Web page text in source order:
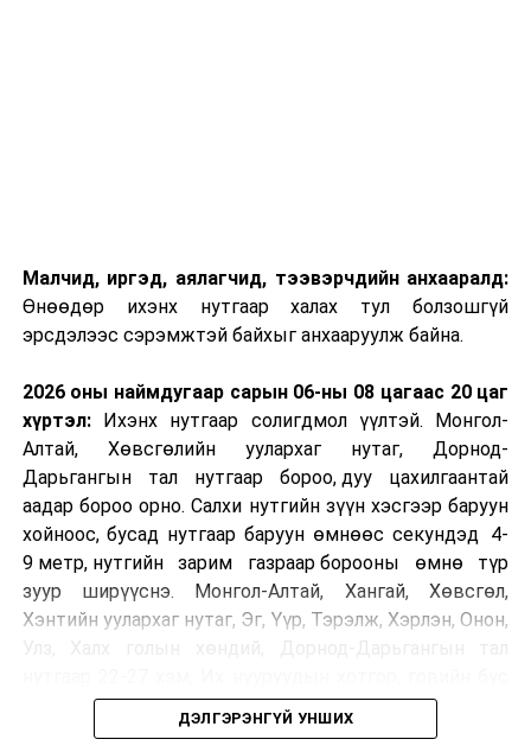
Малчид, иргэд, аялагчид, тээвэрчдийн анхааралд:
Өнөөдөр ихэнх нутгаар халах тул болзошгүй
эрсдэлээс сэрэмжтэй байхыг анхааруулж байна.
2026 оны наймдугаар сарын 06-ны 08 цагаас 20 цаг
хүртэл:Ихэнх нутгаар солигдмол үүлтэй. Монгол-
Алтай, Хөвсгөлийн уулархаг нутаг, Дорнод-
Дарьгангын тал нутгаар бороо, дуу цахилгаантай
аадар бороо орно. Салхи нутгийн зүүн хэсгээр баруун
хойноос, бусад нутгаар баруун өмнөөс секундэд 4-
9 метр, нутгийн зарим газраар борооны өмнө түр
зуур ширүүснэ. Монгол-Алтай, Хангай, Хөвсгөл,
Хэнтийн уулархаг нутаг, Эг, Үүр, Тэрэлж, Хэрлэн, Онон,
нутгийн өмнөд хэсгээр 34-39 хэм, бусад нутгаар 27-
32 хэм дулаан байна.
ДЭЛГЭРЭНГҮЙ УНШИХ